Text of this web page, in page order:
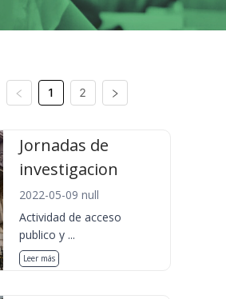
1 2
Jornadas de
investigacion
2022-05-09 null
Actividad de acceso
publico y ...
Leer más